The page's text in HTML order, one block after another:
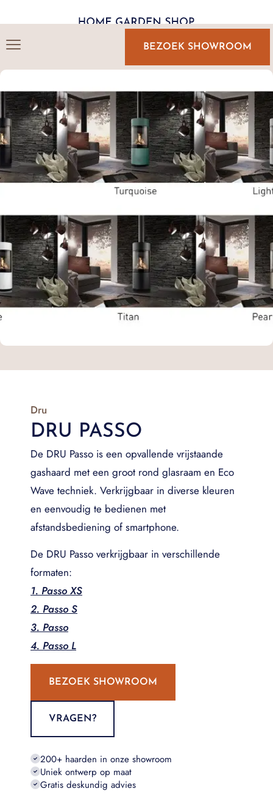
BEZOEK SHOWROOM
Dru
DRU PASSO
De DRU Passo is een opvallende vrijstaande
gashaard met een groot rond glasraam en Eco
Wave techniek. Verkrijgbaar in diverse kleuren
en eenvoudig te bedienen met
afstandsbediening of smartphone.
De DRU Passo verkrijgbaar in verschillende
formaten:
1. Passo XS
2. Passo S
3. Passo
4. Passo L
BEZOEK SHOWROOM
VRAGEN?
200+ haarden in onze showroom
Uniek ontwerp op maat
Gratis deskundig advies